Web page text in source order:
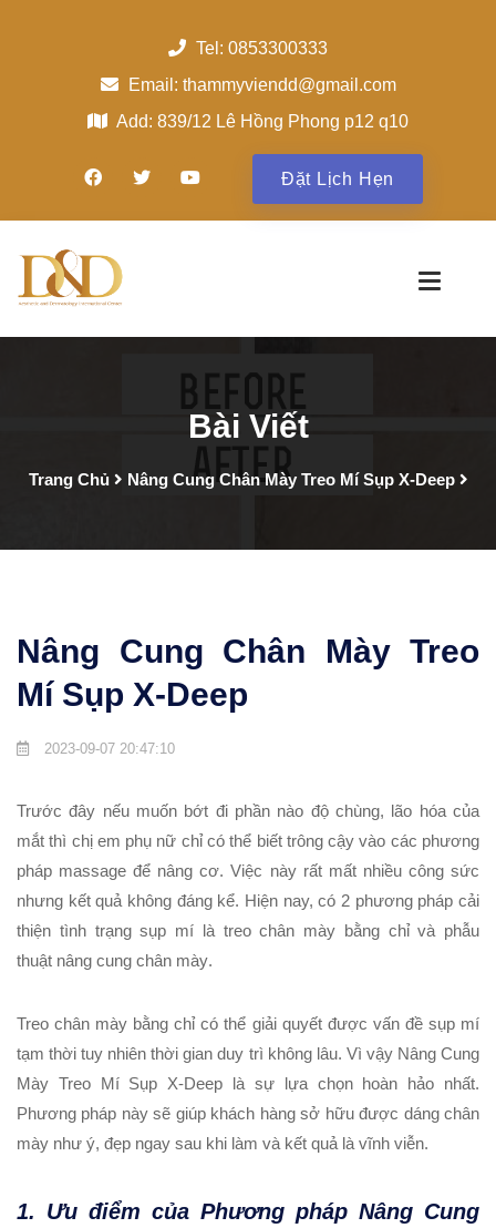
Tel: 0853300333
Email: thammyviendd@gmail.com
Add: 839/12 Lê Hồng Phong p12 q10
Đặt Lịch Hẹn
Bài Viết
Trang Chủ Nâng Cung Chân Mày Treo Mí Sụp X-Deep
Nâng Cung Chân Mày Treo
Mí Sụp X-Deep
2023-09-07 20:47:10
Trước đây nếu muốn bớt đi phần nào độ chùng, lão hóa của
mắt thì chị em phụ nữ chỉ có thể biết trông cậy vào các phương
pháp massage để nâng cơ. Việc này rất mất nhiều công sức
nhưng kết quả không đáng kể. Hiện nay, có 2 phương pháp cải
thiện tình trạng sụp mí là treo chân mày bằng chỉ và phẫu
thuật nâng cung chân mày.
Treo chân mày bằng chỉ có thể giải quyết được vấn đề sụp mí
tạm thời tuy nhiên thời gian duy trì không lâu. Vì vậy Nâng Cung
Mày Treo Mí Sụp X-Deep là sự lựa chọn hoàn hảo nhất.
Phương pháp này sẽ giúp khách hàng sở hữu được dáng chân
mày như ý, đẹp ngay sau khi làm và kết quả là vĩnh viễn.
1. Ưu điểm của Phương pháp Nâng Cung